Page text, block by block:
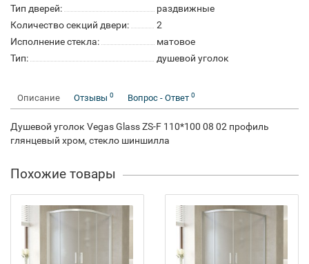
Тип дверей:
раздвижные
Количество секций двери:
2
Исполнение стекла:
матовое
Тип:
душевой уголок
Описание Отзывы 0 Вопрос - Ответ 0
Душевой уголок Vegas Glass ZS-F 110*100 08 02 профиль
глянцевый хром, стекло шиншилла
Похожие товары